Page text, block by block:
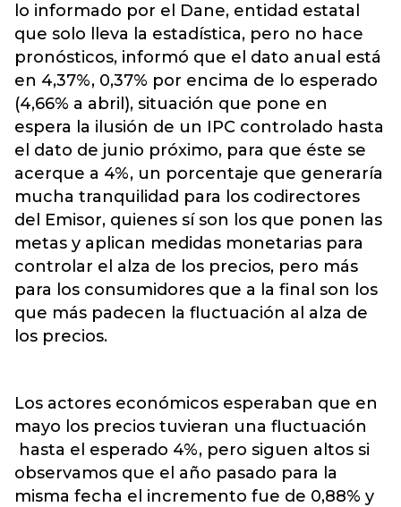
lo informado por el Dane, entidad estatal
que solo lleva la estadística, pero no hace
pronósticos, informó que el dato anual está
en 4,37%, 0,37% por encima de lo esperado
(4,66% a abril), situación que pone en
espera la ilusión de un IPC controlado hasta
el dato de junio próximo, para que éste se
acerque a 4%, un porcentaje que generaría
mucha tranquilidad para los codirectores
del Emisor, quienes sí son los que ponen las
metas y aplican medidas monetarias para
controlar el alza de los precios, pero más
para los consumidores que a la final son los
que más padecen la fluctuación al alza de
los precios.
Los actores económicos esperaban que en
mayo los precios tuvieran una fluctuación
hasta el esperado 4%, pero siguen altos si
observamos que el año pasado para la
misma fecha el incremento fue de 0,88% y